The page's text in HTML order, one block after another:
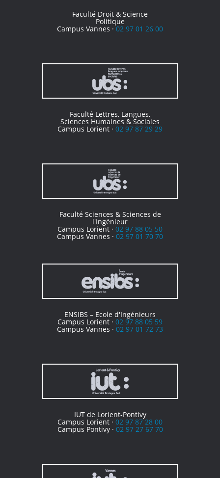
Faculté Droit & Science
Politique
Campus Vannes ·02 97 01 26 00
Faculté Lettres, Langues,
Sciences Humaines & Sociales
Campus Lorient · 02 97 87 29 29
Faculté Sciences & Sciences de
l'Ingénieur
Campus Lorient · 02 97 88 05 50
Campus Vannes · 02 97 01 70 70
ENSIBS – Ecole d'Ingénieurs
Campus Lorient · 02 97 88 05 59
Campus Vannes · 02 97 01 72 73
IUT de Lorient-Pontivy
Campus Lorient · 02 97 87 28 00
Campus Pontivy · 02 97 27 67 70